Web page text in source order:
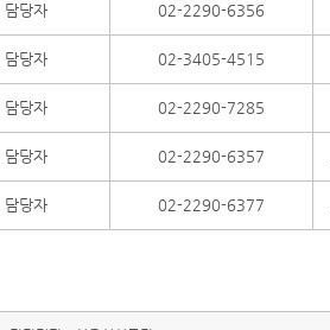
담당자 02-2290-6356
담당자 02-3405-4515
담당자 02-2290-7285
담당자 02-2290-6357
담당자 02-2290-6377